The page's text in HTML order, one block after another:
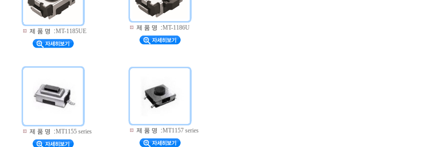
제 품 명 :MT-1185UE 제 품 명 :MT-1186U
제 품 명 :MT1155 series 제 품 명 :MT1157 series